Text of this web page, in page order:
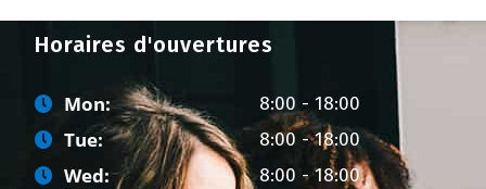
Horaires d'ouvertures
Mon: 8:00 - 18:00
Tue: 8:00 - 18:00
Wed: 8:00 - 18:00